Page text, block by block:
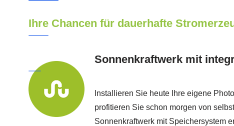
Ihre Chancen für dauerhafte
Sonnenkraftwerk mit
Installieren Sie heute Ihre eigene
profitieren Sie schon morgen von
Sonnenkraftwerk mit Speichersystem